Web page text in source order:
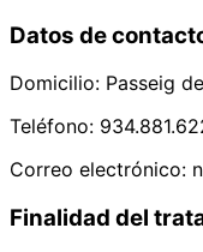
Datos de
Domicilio: Passeig
Teléfono:
Correo electrónico:
Finalidad del